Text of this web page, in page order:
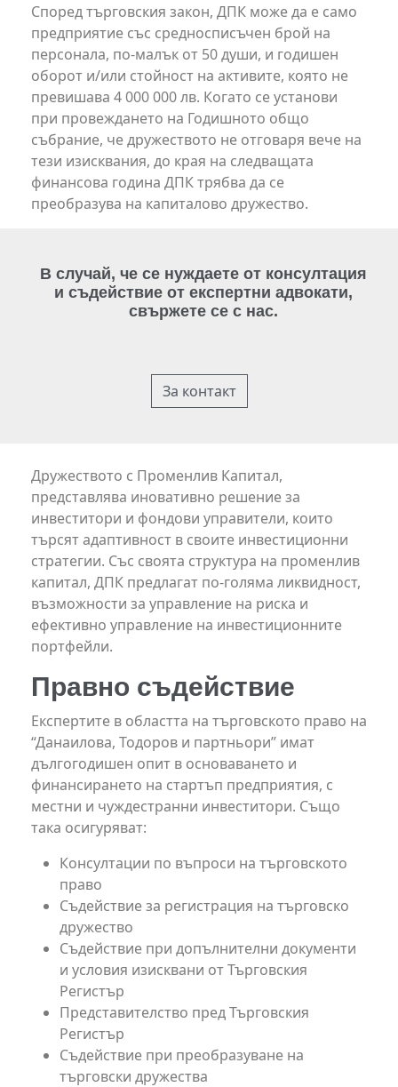
Според търговския закон, ДПК може да е само
предприятие със средносписъчен брой на
персонала, по-малък от 50 души, и годишен
оборот и/или стойност на активите, която не
превишава 4 000 000 лв. Когато се установи
при провеждането на Годишното общо
събрание, че дружеството не отговаря вече на
тези изисквания, до края на следващата
финансова година ДПК трябва да се
преобразува на капиталово дружество.
В случай, че се нуждаете от консултация
и съдействие от експертни адвокати,
свържете се с нас.
За контакт
Дружеството с Променлив Капитал,
представлява иновативно решение за
инвеститори и фондови управители, които
търсят адаптивност в своите инвестиционни
стратегии. Със своята структура на променлив
капитал, ДПК предлагат по-голяма ликвидност,
възможности за управление на риска и
ефективно управление на инвестиционните
портфейли.
Правно съдействие
Експертите в областта на търговското право на
“Данаилова, Тодоров и партньори” имат
дългогодишен опит в основаването и
финансирането на стартъп предприятия, с
местни и чуждестранни инвеститори. Също
така осигуряват:
Консултации по въпроси на търговското
право
Съдействие за регистрация на търговско
дружество
Съдействие при допълнителни документи
и условия изисквани от Търговския
Регистър
Представителство пред Търговския
Регистър
Съдействие при преобразуване на
търговски дружества